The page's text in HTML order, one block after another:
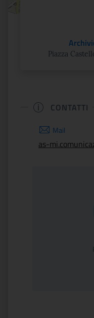
Piazza
CONTATTI
Mail
as-